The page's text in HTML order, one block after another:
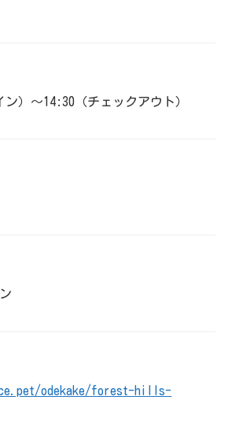
）～14:30（チェックアウト）
odekake/forest-hills-